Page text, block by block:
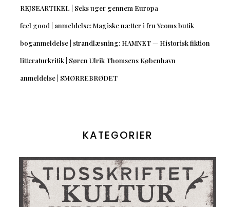
REJSEARTIKEL | Seks uger gennem Europa
feel good | anmeldelse: Magiske nætter i fru Yeoms butik
boganmeldelse | strandlæsning: HAMNET — Historisk fiktion
litteraturkritik | Søren Ulrik Thomsens København
anmeldelse | SMØRREBRØDET
KATEGORIER